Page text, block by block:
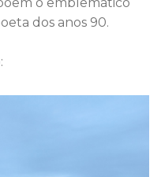
dos anos 90.